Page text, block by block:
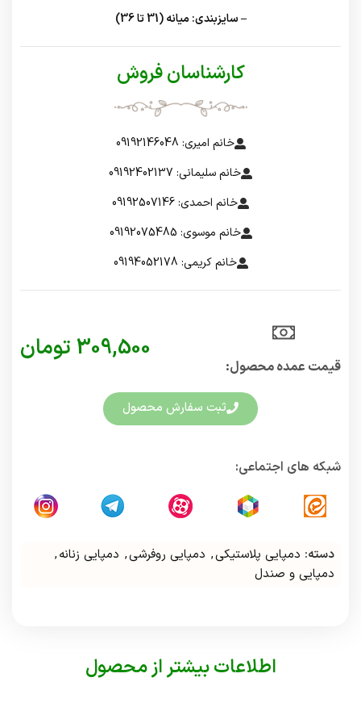
– سایزبندی: میانه (31 تا 36)
کارشناسان فروش
خانم امیری: 09192146048
خانم سلیمانی: 09192402137
خانم احمدی: 09192507146
خانم موسوی: 09192075485
خانم کریمی: 09194052178
قیمت عمده محصول:​
309,500 تومان
ثبت سفارش محصول
شبکه های اجتماعی:
دسته: دمپایی پلاستیکی, دمپایی روفرشی, دمپایی زنانه,
دمپایی و صندل
اطلاعات بیشتر از محصول